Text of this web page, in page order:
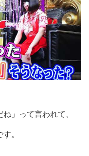
」って言われて、
。